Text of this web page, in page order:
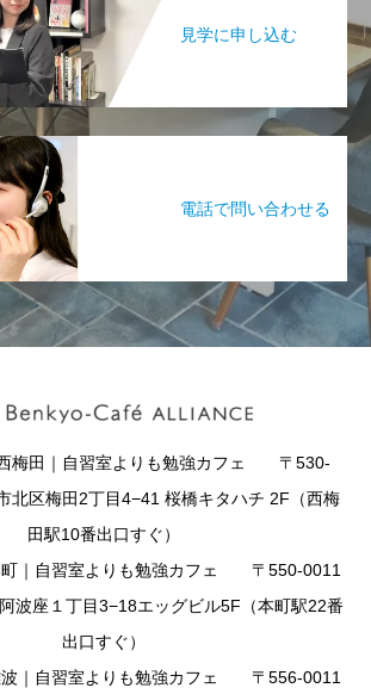
見学に申し込む
電話で問い合わせる
梅田｜自習室よりも勉強カフェ 〒530-
北区梅田2丁目4−41 桜橋キタハチ 2F（西梅
田駅10番出口すぐ）
町｜自習室よりも勉強カフェ 〒550-0011
波座１丁目3−18エッグビル5F（本町駅22番
出口すぐ）
波｜自習室よりも勉強カフェ 〒556-0011